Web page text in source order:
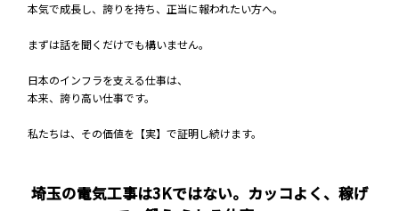
本気で成長し、誇りを持ち、正当に報われたい方へ。
まずは話を聞くだけでも構いません。
日本のインフラを支える仕事は、
本来、誇り高い仕事です。
私たちは、その価値を【実】で証明し続けます。
埼玉の電気工事は3Kではない。カッコよく、稼げ